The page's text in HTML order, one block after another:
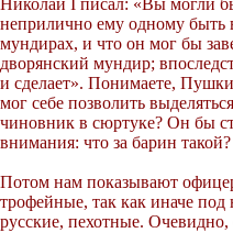
неприлично ему одному быть
мундирах, и что он мог бы
дворянский мундир;
и сделает». Понимаете,
мог себе позволить
чиновник в сюртуке? Он бы
внимания: что за барин такой?
Потом нам показывают
трофейные, так как иначе
русские, пехотные.